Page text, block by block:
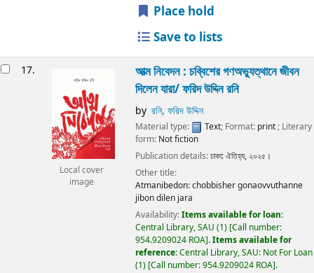
Place hold
Save to lists
17.
Local cover
image
আত্ম নিবেদন : চব্বিশের গণঅভ্যুত্থানে জীবন
দিলেন যারা/ফরিদ উদ্দিন রনি
by রনি, ফরিদ উদ্দিন
Material type: Text; Format: print; Literary
form: Not fiction
Publication details:ঢাকা:ঐতিহ্য,২০২৫।
Other title:
Atmanibedon: chobbisher gonaovvuthanne
jibon dilen jara
Availability:Items available for loan:
Central Library, SAU (1) Call number:
954.9209024 ROA .Items available for
reference:Central Library, SAU: Not For Loan
(1) Call number:954.9209024 ROA .